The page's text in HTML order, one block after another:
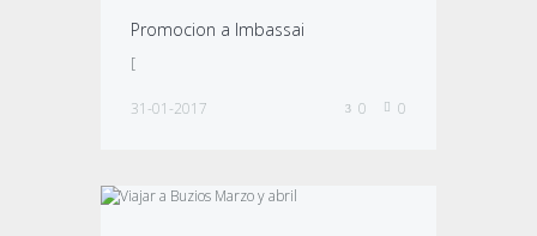
Promocion a Imbassai
[
31-01-2017 0
0